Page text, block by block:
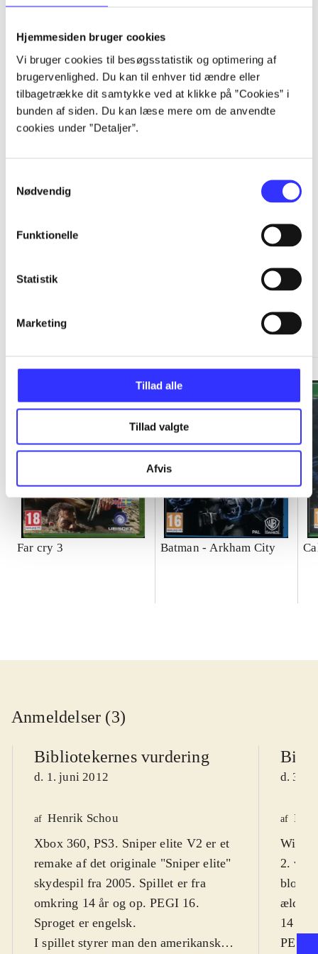
Hjemmesiden bruger cookies
Vi bruger cookies til besøgsstatistik og optimering af
brugervenlighed. Du kan til enhver tid ændre eller
tilbagetrække dit samtykke ved at klikke på ”Cookies” i
bunden af siden. Du kan læse mere om de anvendte
cookies under ”Detaljer”.
Nødvendig
Funktionelle
Statistik
Marketing
Tillad alle
Tillad valgte
Afvis
...
...
Minder om
Far cry 3 Batman - Arkham City
Anmeldelser (3)
Bibliotekernes vurdering
d. 1. juni 2012
af Henrik Schou
Xbox 360, PS3. Sniper elite V2 er et
remake af det originale "Sniper elite"
skydespil fra 2005. Spillet er fra
omkring 14 år og op. PEGI 16.
Sproget er engelsk.
I spillet styrer man den amerikanske
d. 31.
af
Wii U.
2.
ældre
14 år
PEGI